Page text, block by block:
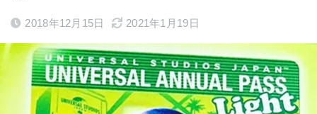
2018年12月15日 2021年1月19日